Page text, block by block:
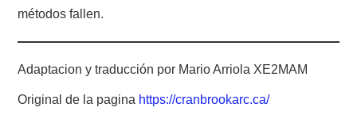
métodos fallen.
Adaptacion y traducción por Mario Arriola XE2MAM
Original de la pagina https://cranbrookarc.ca/